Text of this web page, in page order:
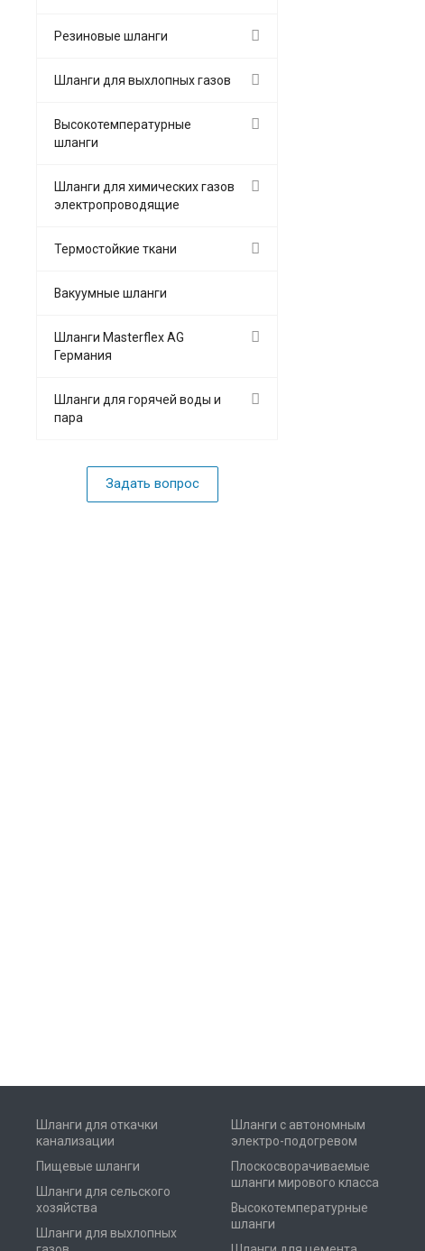
Резиновые шланги
Шланги для выхлопных газов
Высокотемпературные
шланги
Шланги для химических газов
электропроводящие
Термостойкие ткани
Вакуумные шланги
Шланги Masterflex AG
Германия
Шланги для горячей воды и
пара
Задать вопрос
Шланги для откачки
канализации
Пищевые шланги
Шланги для сельского
хозяйства
Шланги для выхлопных
Шланги с автономным
электро-подогревом
Плоскосворачиваемые
шланги мирового класса
Высокотемпературные
шланги